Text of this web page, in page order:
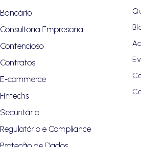
Bancário
Consultoria Empresarial
Contencioso
Contratos
E-commerce
Fintechs
Securitário
Regulatório e Compliance